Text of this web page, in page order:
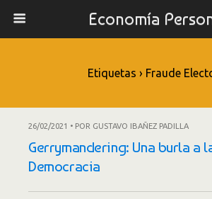
Economía
Etiquetas › Fraude
26/02/2021 • POR GUSTAVO IBAÑEZ PADILLA
Gerrymandering: Una burla a
Democracia